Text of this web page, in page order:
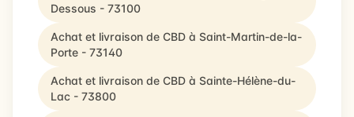
Dessous - 73100
Achat et livraison de CBD à Saint-Martin-de-la-
Porte - 73140
Achat et livraison de CBD à Sainte-Hélène-du-
Lac - 73800